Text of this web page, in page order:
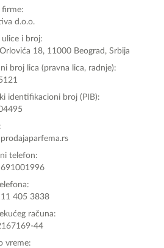
firme:
d.o.o.
ulice i broj:
18, 11000 Beograd, Srbija
broj lica (pravna lica, radnje):
identifikacioni broj (PIB):
telefon:
405 3838
računa:
44
vreme:
pomognem da
parfem danas ali i za